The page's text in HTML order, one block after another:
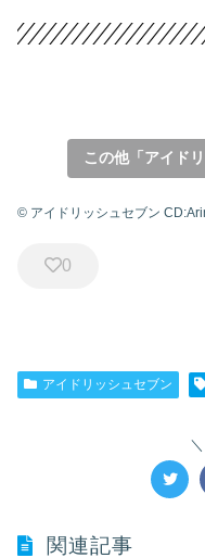
この他「アイド
© アイドリッシュセブン
0
アイドリッシュセブン
関連記事